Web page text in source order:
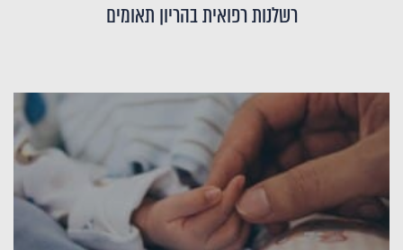
רשלנות רפואית בהריון תאומים